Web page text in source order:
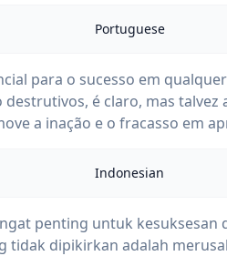
Portuguese
para o sucesso em
é claro, mas talvez
a inação e o fracasso em
Indonesian
penting untuk kesuksesan
tidak dipikirkan adalah